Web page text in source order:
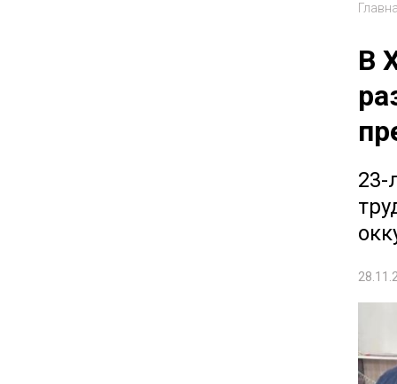
В
23-